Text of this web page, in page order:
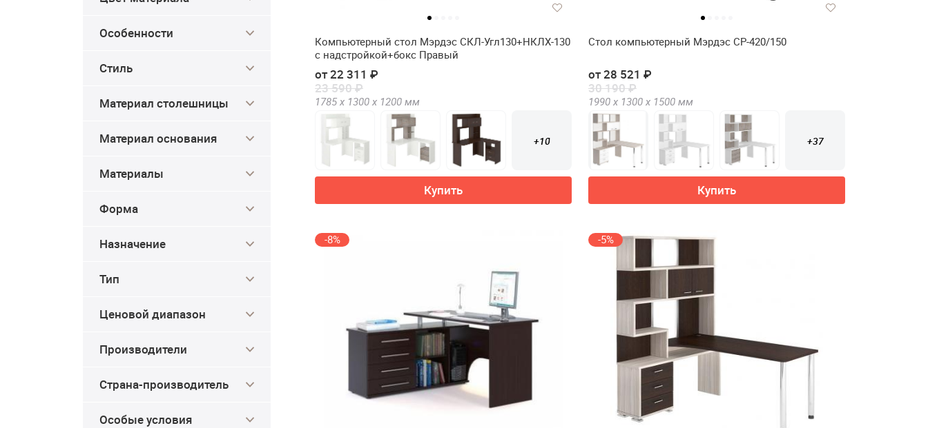
Компьютерный стол Мэрдэс СКЛ-Угл130+НКЛХ-130
с надстройкой+бокс Правый
от 22 311 ₽
23 590 ₽
1785 х 1300 х 1200 мм
+10
Купить
Стол компьютерный Мэрдэс СР-420/150
от 28 521 ₽
30 190 ₽
1990 х 1300 х 1500 мм
+37
Купить
-8% -5%
Особенности
Стиль
Материал столешницы
Материал основания
Материалы
Форма
Назначение
Тип
Ценовой диапазон
Производители
Страна-производитель
Особые условия